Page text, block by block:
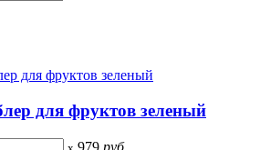
для фруктов зеленый
979 руб